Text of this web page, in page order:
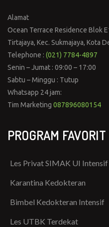
Alamat
Ocean Terrace Residence Blok
Tirtajaya, Kec. Sukmajaya, Kota
Telephone : (021) 7784-4897
Senin – Jumat : 09:00 – 17:00
Sabtu – Minggu : Tutup
Whatsapp 24 jam:
Tim Marketing 087896080154
PROGRAM FAVORIT
Les Privat SIMAK UI Intensif
Karantina Kedokteran
Bimbel Kedokteran Intensif
Les UTBK Terdekat